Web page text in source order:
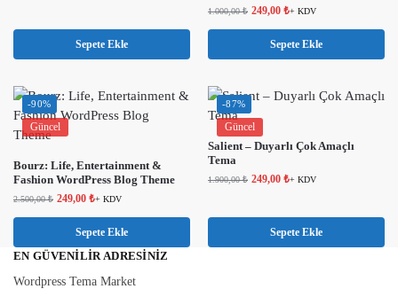
Sepete Ekle
1.000,00₺ 249,00 ₺+ KDV
Sepete Ekle
-90%
Güncel
Bourz: Life, Entertainment &
Fashion WordPress Blog Theme
2.500,00₺ 249,00 ₺+ KDV
Sepete Ekle
-87%
Güncel
Salient – ​​Duyarlı Çok Amaçlı
Tema
1.900,00₺ 249,00 ₺+ KDV
Sepete Ekle
EN GÜVENILIR ADRESINIZ
Wordpress Tema Market